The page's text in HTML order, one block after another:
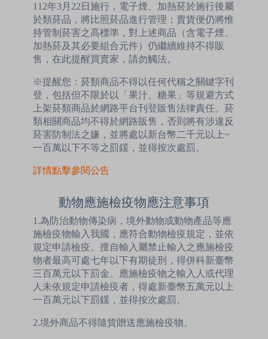
112年3月22日施行，電子煙、加熱菸於施行後屬
於類菸品，將比照菸品進行管理；賣貨便仍將惟
持管制菸害之高標準，對上述商品（含電子煙、
加熱菸及其必要組合元件）仍繼續維持不得販
售，在此提醒買賣家，請勿觸法。
※提醒您：菸類商品不得以任何代稱之關鍵字刊
登，包括但不限於以「果汁、糖果」等規避方式
上架菸類商品於網路平台刊登販售法律責任。菸
類相關商品均不得於網路販售，否則將有涉違反
菸害防制法之嫌，並將處以新台幣二千元以上~
一百萬以下不等之罰鍰，並得按次處罰。
詳情點擊參閱公告
動物應施檢疫物應注意事項
1.為防治動物傳染病，境外動物或動物產品等應
施檢疫物輸入我國，應符合動物檢疫規定，並依
規定申請檢疫。擅自輸入屬禁止輸入之應施檢疫
物者最高可處七年以下有期徒刑，得併科新臺幣
三百萬元以下罰金。應施檢疫物之輸入人或代理
人未依規定申請檢疫者，得處新臺幣五萬元以上
一百萬元以下罰鍰，並得按次處罰。
2.境外商品不得隨貨贈送應施檢疫物。